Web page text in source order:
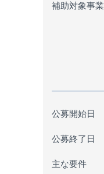
補助対象事業
公募開始日
公募終了日
主な要件